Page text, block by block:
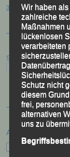
32. Sommerbiathlon
Suchen
Archiv
Archiv
Wir haben
zahlreiche
Maßnahmen
lückenlosen
verarbeiteten
Schutz nicht
diesem
frei,
alternativen
uns zu